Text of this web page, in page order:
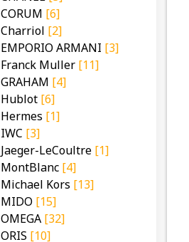
CORUM [6]
Charriol [2]
EMPORIO ARMANI [3]
Franck Muller [11]
GRAHAM [4]
Hublot [6]
Hermes [1]
IWC [3]
Jaeger-LeCoultre [1]
MontBlanc [4]
Michael Kors [13]
MIDO [15]
OMEGA [32]
ORIS [10]